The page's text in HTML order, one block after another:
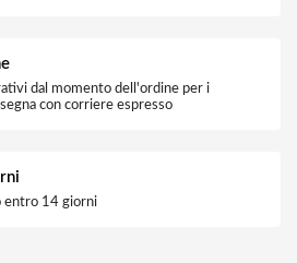
dal momento dell'ordine per i
con corriere espresso
entro 14 giorni